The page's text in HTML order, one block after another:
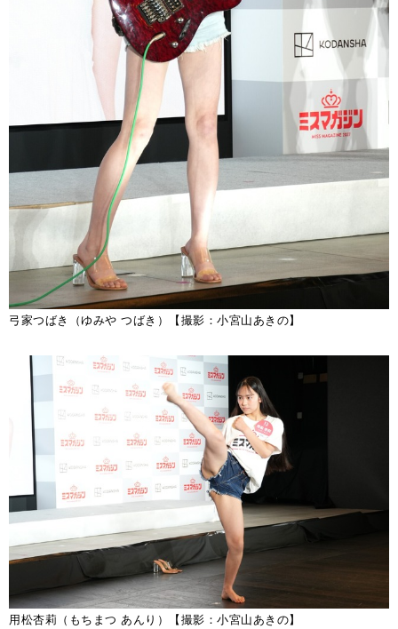
弓家つばき（ゆみや つばき）【撮影：小宮山あきの】
用松杏莉（もちまつ あんり）【撮影：小宮山あきの】